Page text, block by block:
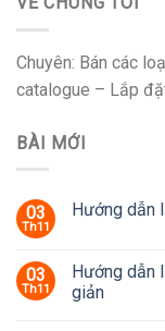
Chuyên: Bán các
catalogue – Lắp
BÀI MỚI
03
Th11
Hướng dẫn
03
Th11
Hướng dẫn
giản